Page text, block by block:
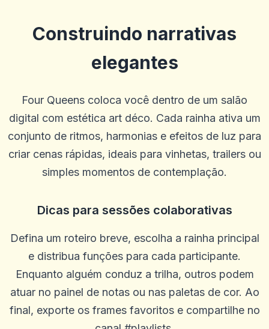
Construindo narrativas
elegantes
Four Queens coloca você dentro de um salão
digital com estética art déco. Cada rainha ativa um
conjunto de ritmos, harmonias e efeitos de luz para
criar cenas rápidas, ideais para vinhetas, trailers ou
simples momentos de contemplação.
Dicas para sessões colaborativas
Defina um roteiro breve, escolha a rainha principal
e distribua funções para cada participante.
Enquanto alguém conduz a trilha, outros podem
atuar no painel de notas ou nas paletas de cor. Ao
final, exporte os frames favoritos e compartilhe no
ron stuhr
Me dê meu dinheiro
0 0
W
Will
Ótimo atendimento ao cliente
0 0